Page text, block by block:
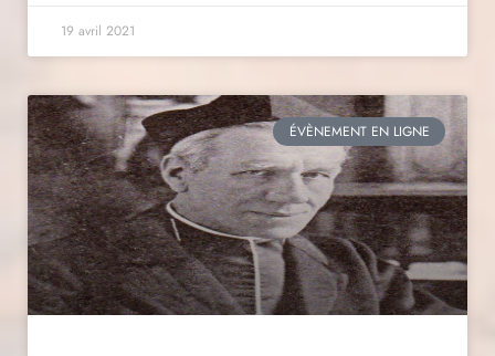
19 avril 2021
ÉVÈNEMENT EN LIGNE